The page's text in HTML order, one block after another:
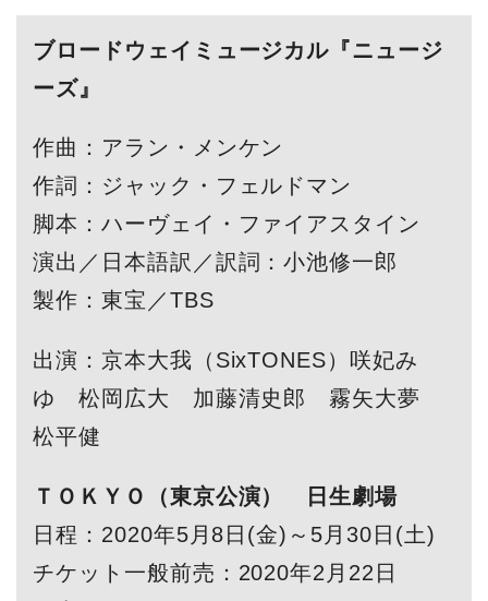
ブロードウェイミュージカル『ニュージ
ーズ』
作曲：アラン・メンケン
作詞：ジャック・フェルドマン
脚本：ハーヴェイ・ファイアスタイン
演出／日本語訳／訳詞：小池修一郎
製作：東宝／TBS
出演：京本大我（SixTONES）咲妃み
ゆ 松岡広大 加藤清史郎 霧矢大夢
松平健
ＴＯＫＹＯ（東京公演） 日生劇場
日程：2020年5月8日(金)～5月30日(土)
チケット一般前売：2020年2月22日